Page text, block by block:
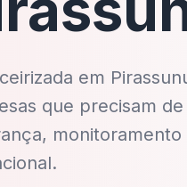
em
que precisam
monitoramento